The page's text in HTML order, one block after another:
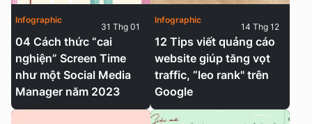
04 Cách thức “cai
nghiện” Screen Time
như một Social Media
Manager năm 2023
Infographic
31 Thg 01
12 Tips viết quảng cáo
website giúp tăng vọt
traffic, “leo rank" trên
Google
Infographic
14 Thg 12